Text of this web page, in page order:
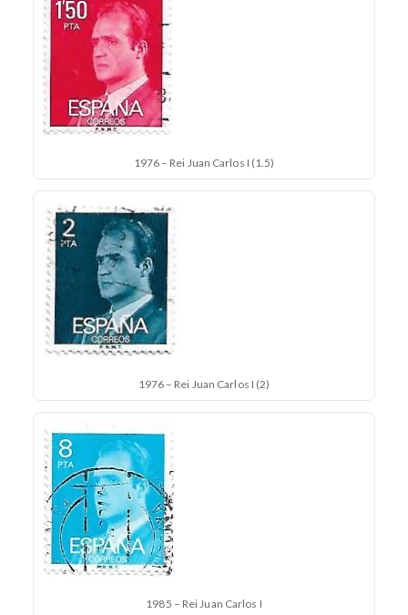
1976 – Rei Juan Carlos I (1.5)
1976 – Rei Juan Carlos I (2)
1985 – Rei Juan Carlos I